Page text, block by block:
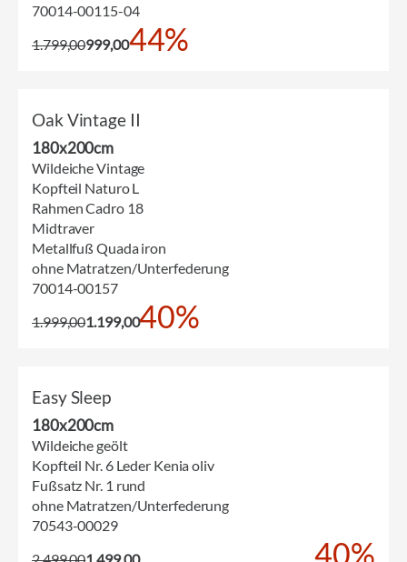
70014-00115-04
1.799,00999,0044%
Oak Vintage II
180x200cm
Wildeiche Vintage
Kopfteil Naturo L
Rahmen Cadro 18
Midtraver
Metallfuß Quada iron
ohne Matratzen/Unterfederung
70014-00157
1.999,001.199,0040%
Easy Sleep
180x200cm
Wildeiche geölt
Kopfteil Nr. 6 Leder Kenia oliv
Fußsatz Nr. 1 rund
ohne Matratzen/Unterfederung
70543-00029
2.499,001.499,00 40%